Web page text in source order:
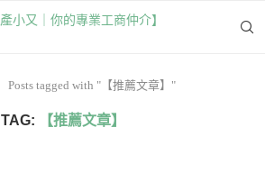
Posts tagged with "【推薦文章】"
TAG: 【推薦文章】